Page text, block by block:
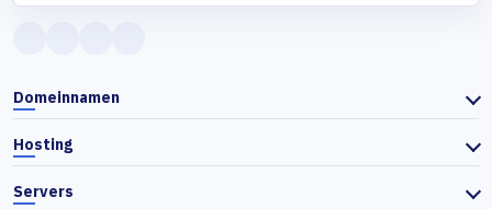
Domeinnamen
Hosting
Servers